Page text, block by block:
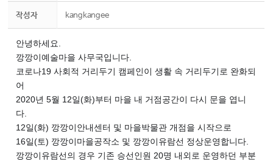
작성자 kangkangee
안녕하세요.
깡깡이예술마을 사무국입니다.
코로나19 사회적 거리두기 캠페인이 생활 속 거리두기로 완화되
어
2020년 5월 12일(화)부터 마을 내 거점공간이 다시 문을 엽니
다.
12일(화) 깡깡이안내센터 및 마을박물관 개점을 시작으로
16일(토) 깡깡이마을공작소 및 깡깡이유람선 정상운영합니다.
깡깡이유람선의 경우 기존 승선인원 20명 내외로 운영하던 부분